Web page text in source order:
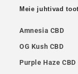
Meie juhtivad
Amnesia CBD
OG Kush CBD
Purple Haze CBD